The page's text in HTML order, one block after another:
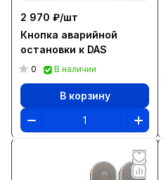
2 970 ₽/шт
Кнопка аварийной
остановки к DAS
0 В наличии
В корзину